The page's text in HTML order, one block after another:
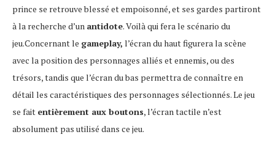
prince se retrouve blessé et empoisonné, et ses gardes partiront
à la recherche d’un antidote. Voilà qui fera le scénario du
jeu.Concernant le gameplay, l’écran du haut figurera la scène
avec la position des personnages alliés et ennemis, ou des
trésors, tandis que l’écran du bas permettra de connaître en
détail les caractéristiques des personnages sélectionnés. Le jeu
se fait entièrement aux boutons, l’écran tactile n’est
absolument pas utilisé dans ce jeu.